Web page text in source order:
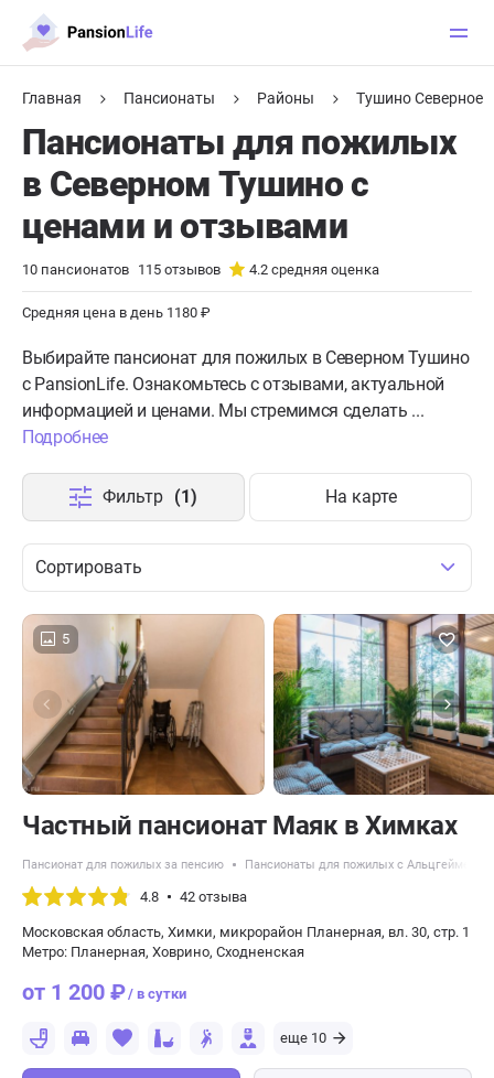
Главная Пансионаты Районы Тушино Северное
Пансионаты для пожилых
в Северном Тушино с
ценами и отзывами
10 пансионатов 115 отзывов 4.2 средняя оценка
Средняя цена в день 1180 ₽
Выбирайте пансионат для пожилых в Северном Тушино
с PansionLife. Ознакомьтесь с отзывами, актуальной
информацией и ценами. Мы стремимся сделать ...
Подробнее
Сортировать
Фильтр (1) На карте
5
Частный пансионат Маяк в Химках
Пансионат для пожилых за пенсию Пансионаты для пожилых с Альцгеймером
4.8 42 отзыва
Московская область, Химки, микрорайон Планерная, вл. 30, стр. 1
Метро: Планерная, Ховрино, Сходненская
от 1 200 ₽/ в сутки
еще 10